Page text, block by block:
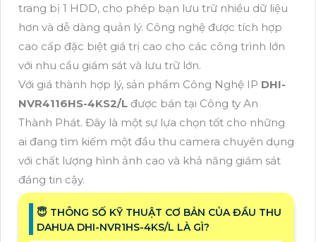
trang bị 1 HDD, cho phép bạn lưu trữ nhiều dữ liệu
hơn và dễ dàng quản lý. Công nghệ được tích hợp
cao cấp đặc biệt giá trị cao cho các công trình lớn
với nhu cầu giám sát và lưu trữ lớn.
Với giá thành hợp lý, sản phẩm Công Nghệ IP DHI-
NVR4116HS-4KS2/L được bán tại Công ty An
Thành Phát. Đây là một sự lựa chọn tốt cho những
ai đang tìm kiếm một đầu thu camera chuyên dụng
với chất lượng hình ảnh cao và khả năng giám sát
đáng tin cậy.
😇 THÔNG SỐ KỸ THUẬT CƠ BẢN CỦA ĐẦU THU
DAHUA DHI-NVR1HS-4KS/L LÀ GÌ?